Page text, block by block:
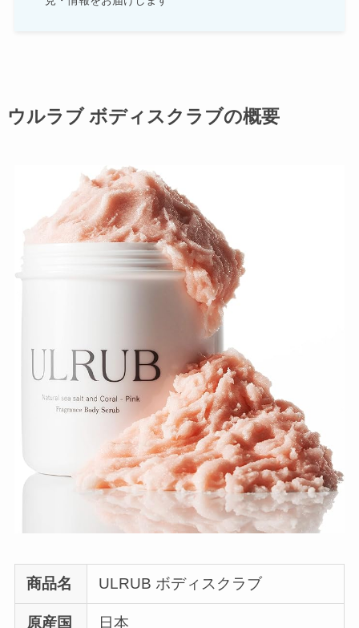
ウルラブ ボディスクラブの概要
商品名 ULRUB ボディスクラブ
原産国 日本